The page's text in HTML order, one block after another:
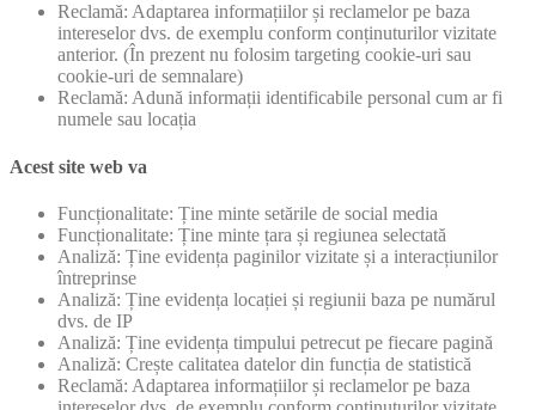
Reclamă: Adaptarea informațiilor și reclamelor pe baza
intereselor dvs. de exemplu conform conținuturilor vizitate
anterior. (În prezent nu folosim targeting cookie-uri sau
cookie-uri de semnalare)
Reclamă: Adună informații identificabile personal cum ar fi
numele sau locația
Acest site web va
Funcționalitate: Ține minte setările de social media
Funcționalitate: Ține minte țara și regiunea selectată
Analiză: Ține evidența paginilor vizitate și a interacțiunilor
întreprinse
Analiză: Ține evidența locației și regiunii baza pe numărul
dvs. de IP
Analiză: Ține evidența timpului petrecut pe fiecare pagină
Analiză: Crește calitatea datelor din funcția de statistică
Reclamă: Adaptarea informațiilor și reclamelor pe baza